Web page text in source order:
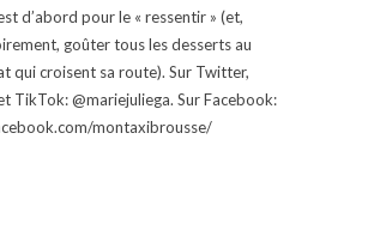
d’abord pour le « ressentir » (et,
goûter tous les desserts au
qui croisent sa route). Sur Twitter,
TikTok: @mariejuliega. Sur Facebook:
montaxibrousse/